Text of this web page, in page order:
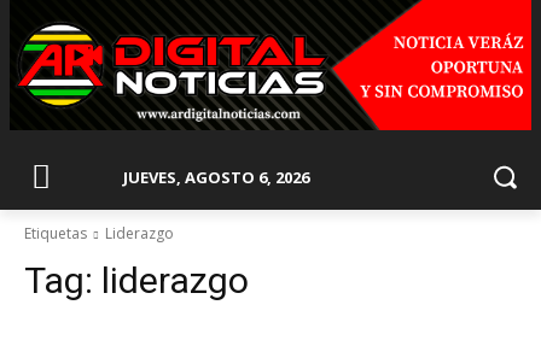
JUEVES, AGOSTO 6, 2026
Etiquetas Liderazgo
Tag: liderazgo